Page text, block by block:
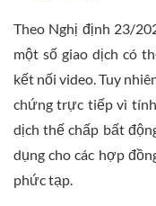
Theo Nghị định 23/
một số giao dịch có
kết nối video. Tuy
chứng trực tiếp vì
dịch thế chấp bất
dụng cho các hợp
phức tạp.